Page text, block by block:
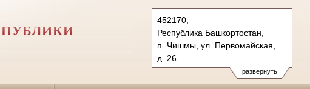
развернуть
452170,
Республика Башкортостан,
п. Чишмы, ул. Первомайская,
д. 26
Тел.: (34797) 2-28-43
chishmilinsky.bkr@sudrf.ru